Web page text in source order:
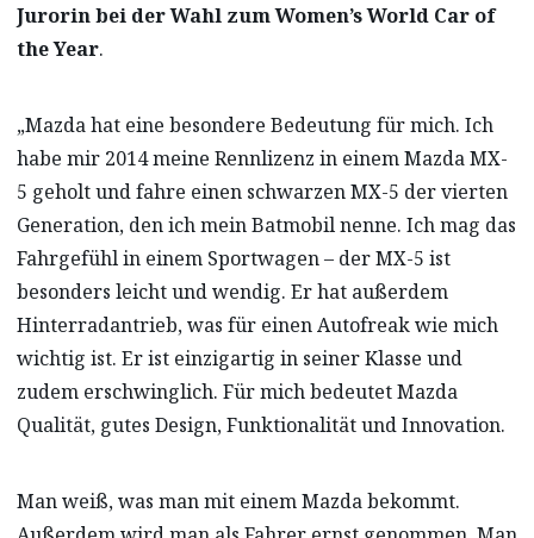
Jurorin bei der Wahl zum Women’s World Car of
the Year.
„Mazda hat eine besondere Bedeutung für mich. Ich
habe mir 2014 meine Rennlizenz in einem Mazda MX-
5 geholt und fahre einen schwarzen MX-5 der vierten
Generation, den ich mein Batmobil nenne. Ich mag das
Fahrgefühl in einem Sportwagen – der MX-5 ist
besonders leicht und wendig. Er hat außerdem
Hinterradantrieb, was für einen Autofreak wie mich
wichtig ist. Er ist einzigartig in seiner Klasse und
zudem erschwinglich. Für mich bedeutet Mazda
Qualität, gutes Design, Funktionalität und Innovation.
Man weiß, was man mit einem Mazda bekommt.